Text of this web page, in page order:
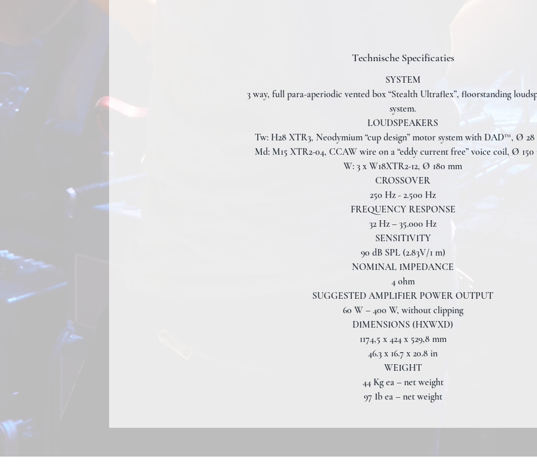
Technische Specificaties
SYSTEM
3 way, full para-aperiodic vented box “Stealth Ultraflex”, floorstanding
system.
LOUDSPEAKERS
Tw: H28 XTR3, Neodymium “cup design” motor system with DAD™, Ø 28
Md: M15 XTR2-04, CCAW wire on a “eddy current free” voice coil, Ø 150
W: 3 x W18XTR2-12, Ø 180 mm
CROSSOVER
250 Hz - 2.500 Hz
FREQUENCY RESPONSE
32 Hz – 35.000 Hz
SENSITIVITY
90 dB SPL (2.83V/1 m)
NOMINAL IMPEDANCE
4 ohm
SUGGESTED AMPLIFIER POWER OUTPUT
60 W – 400 W, without clipping
DIMENSIONS (HXWXD)
1174,5 x 424 x 529,8 mm
46.3 x 16.7 x 20.8 in
WEIGHT
44 Kg ea – net weight
97 Ib ea – net weight